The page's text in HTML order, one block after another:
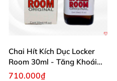
Chai Hít Kích Dục Locker
Room 30ml - Tăng Khoái
Cảm Đỉnh Cao
710.000₫